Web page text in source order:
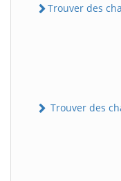
Trouver des
Trouver des